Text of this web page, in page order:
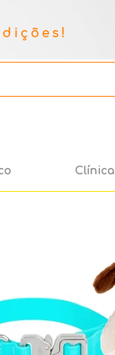
Clínica